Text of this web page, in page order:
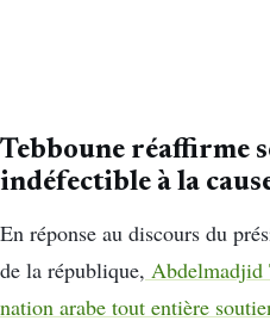
Tebboune réaffirme
indéfectible à la
En réponse au discours du
de la république, Abdelmadjid
nation arabe tout entière